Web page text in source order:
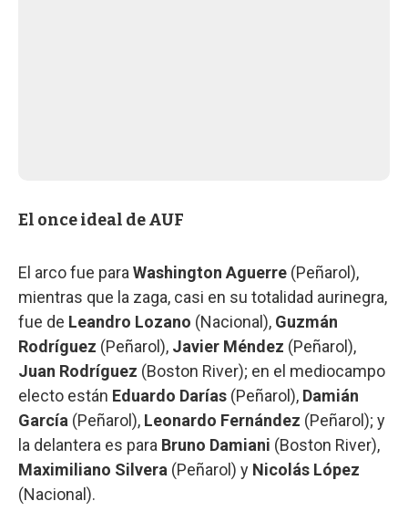
El once ideal de AUF
El arco fue para Washington Aguerre (Peñarol),
mientras que la zaga, casi en su totalidad aurinegra,
fue de Leandro Lozano (Nacional), Guzmán
Rodríguez (Peñarol), Javier Méndez (Peñarol),
Juan Rodríguez (Boston River); en el mediocampo
electo están Eduardo Darías (Peñarol), Damián
García (Peñarol), Leonardo Fernández (Peñarol); y
la delantera es para Bruno Damiani (Boston River),
Maximiliano Silvera (Peñarol) y Nicolás López
(Nacional).